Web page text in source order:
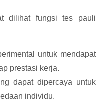
dilihat fungsi tes pauli
untuk mendapat
prestasi kerja.
dapat dipercaya untuk
individu.